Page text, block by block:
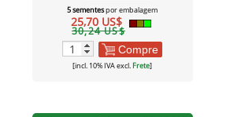
5 sementespor embalagem
25,70 US$
30,24 US$
Compre
[incl. 10% IVA excl.Frete]